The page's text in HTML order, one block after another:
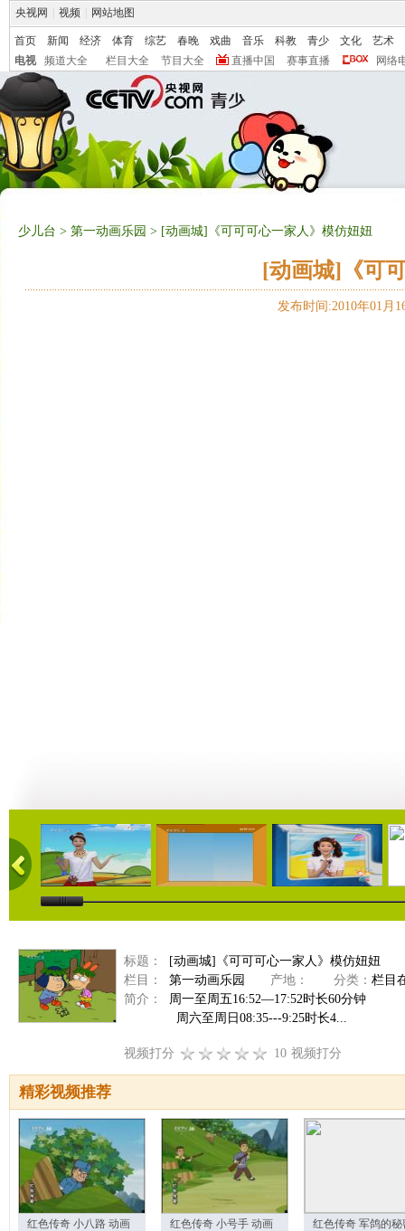
央视网 视频 网站地图
首页 新闻 经济 体育 综艺 春晚 戏曲 音乐 科教 青少 文化
艺术
电视
频道大全 栏目大全 节目大全 直播中国 赛事直播 网络
少儿台 > 第一动画乐园 > [动画城]《可可可心一家人》模仿妞妞
[动画城]《可
发布时间:2010年01月
29:41 29:10 28:53
标题：
[动画城]《可可可心一家人》模仿妞妞
栏目：
第一动画乐园 产地： 分类： 栏目
简介：
周一至周五16:52—17:52时长60分钟
周六至周日08:35---9:25时长4...
视频打分 10 视频打分
精彩视频推荐
红色传奇 小八路 动画
红色传奇 小号手 动画
红色传奇 军鸽的秘